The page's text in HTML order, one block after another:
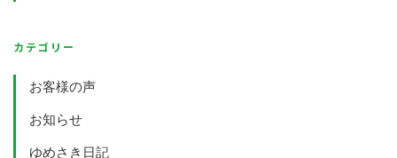
カテゴリー
お客様の声
お知らせ
ゆめさき日記